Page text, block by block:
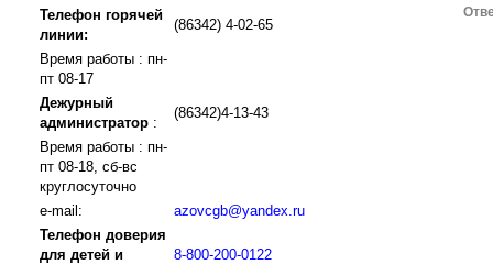
Телефон горячей
линии:
(86342) 4-02-65
Время работы : пн-
пт 08-17
Дежурный
администратор :
(86342)4-13-43
Время работы : пн-
пт 08-18, сб-вс
круглосуточно
e-mail:
azovcgb@yandex.ru
Телефон доверия
для детей и
8-800-200-0122